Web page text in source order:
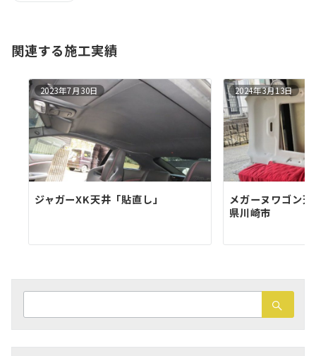
関連する施工実績
2023年7月30日
ジャガーXK天井「貼直し」
2024年3月13日
メガーヌワゴン
県川崎市
索：